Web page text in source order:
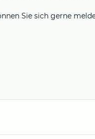
Sie sich gerne